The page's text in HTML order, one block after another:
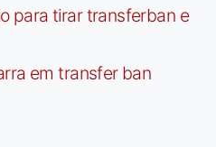
para tirar transferban e
em transfer ban